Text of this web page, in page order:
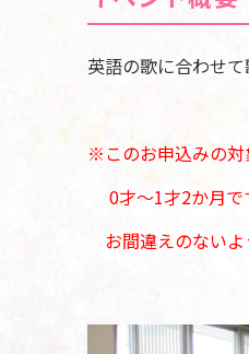
英語の歌に合わせ
※このお申込みの対
0才～1才2か月で
お間違えのないよ